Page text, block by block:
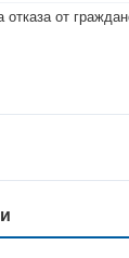
отказа от